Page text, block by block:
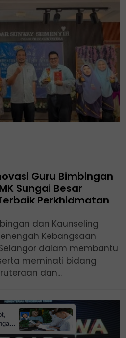
Guru Bimbingan
Sungai Besar
Perkhidmatan
dan Kaunseling
Kebangsaan
Selangor dalam membantu
meminati bidang
dan...